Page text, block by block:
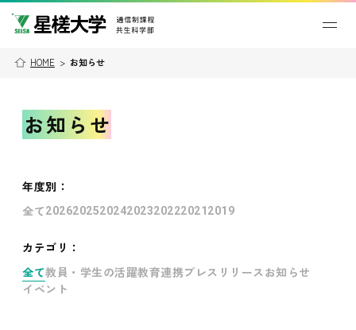
HOME > お知らせ
お知らせ
年度別 ：
全て202620252024202320222021 2019
カテゴリ：
全て教員・学生の活躍教育連携プレスリリース お知らせ
イベント